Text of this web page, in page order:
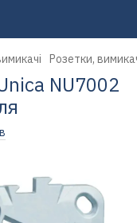
Розетки,
NU7002